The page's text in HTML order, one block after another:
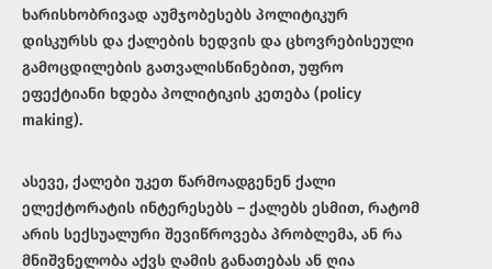
ხარისხობრივად აუმჯობესებს პოლიტიკურ
დისკურსს და ქალების ხედვის და ცხოვრებისეული
გამოცდილების გათვალისწინებით, უფრო
ეფექტიანი ხდება პოლიტიკის კეთება (policy
making).
ასევე, ქალები უკეთ წარმოადგენენ ქალი
ელექტორატის ინტერესებს – ქალებს ესმით, რატომ
არის სექსუალური შევიწროვება პრობლემა, ან რა
მნიშვნელობა აქვს ღამის განათებას ან ღია